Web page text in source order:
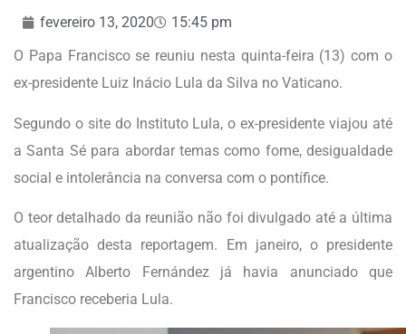
fevereiro 13, 2020
15:45 pm
O Papa Francisco se reuniu nesta quinta-feira (13) com o
ex-presidente Luiz Inácio Lula da Silva no Vaticano.
Segundo o site do Instituto Lula, o ex-presidente viajou até
a Santa Sé para abordar temas como fome, desigualdade
social e intolerância na conversa com o pontífice.
O teor detalhado da reunião não foi divulgado até a última
atualização desta reportagem. Em janeiro, o presidente
argentino Alberto Fernández já havia anunciado que
Francisco receberia Lula.